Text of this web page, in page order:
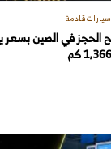
سيارات قادمة